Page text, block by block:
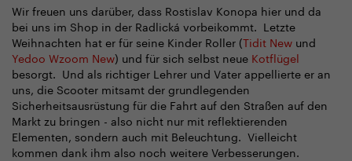
Wir freuen uns darüber, dass Rostislav Konopa hier und da
bei uns im Shop in der Radlická vorbeikommt. Letzte
Weihnachten hat er für seine Kinder Roller (Tidit New und
Yedoo Wzoom New) und für sich selbst neue Kotflügel
besorgt. Und als richtiger Lehrer und Vater appellierte er an
uns, die Scooter mitsamt der grundlegenden
Sicherheitsausrüstung für die Fahrt auf den Straßen auf den
Markt zu bringen - also nicht nur mit reflektierenden
Elementen, sondern auch mit Beleuchtung. Vielleicht
kommen dank ihm also noch weitere Verbesserungen.